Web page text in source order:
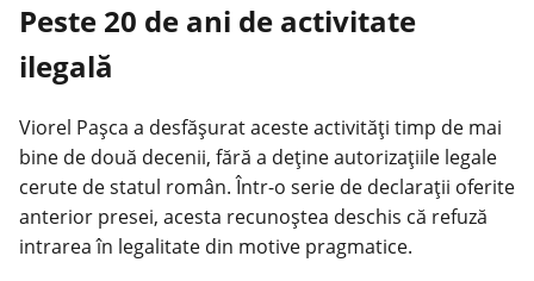
Peste 20 de ani de activitate
ilegală
Viorel Pașca a desfășurat aceste activități timp de mai
bine de două decenii, fără a deține autorizațiile legale
cerute de statul român. Într-o serie de declarații oferite
anterior presei, acesta recunoștea deschis că refuză
intrarea în legalitate din motive pragmatice.